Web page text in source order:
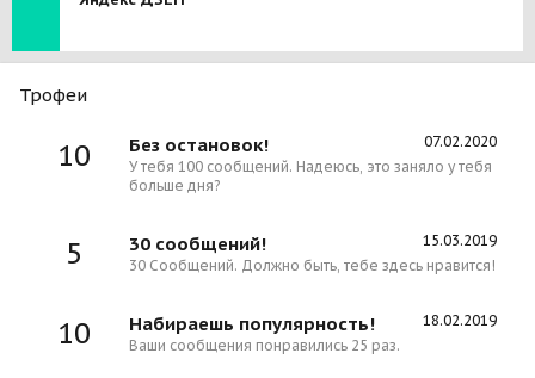
Трофеи
10 07.02.2020
Без остановок!
У тебя 100 сообщений. Надеюсь, это заняло у тебя
больше дня?
5 15.03.2019
30 сообщений!
30 Сообщений. Должно быть, тебе здесь нравится!
10 18.02.2019
Набираешь популярность!
Ваши сообщения понравились 25 раз.